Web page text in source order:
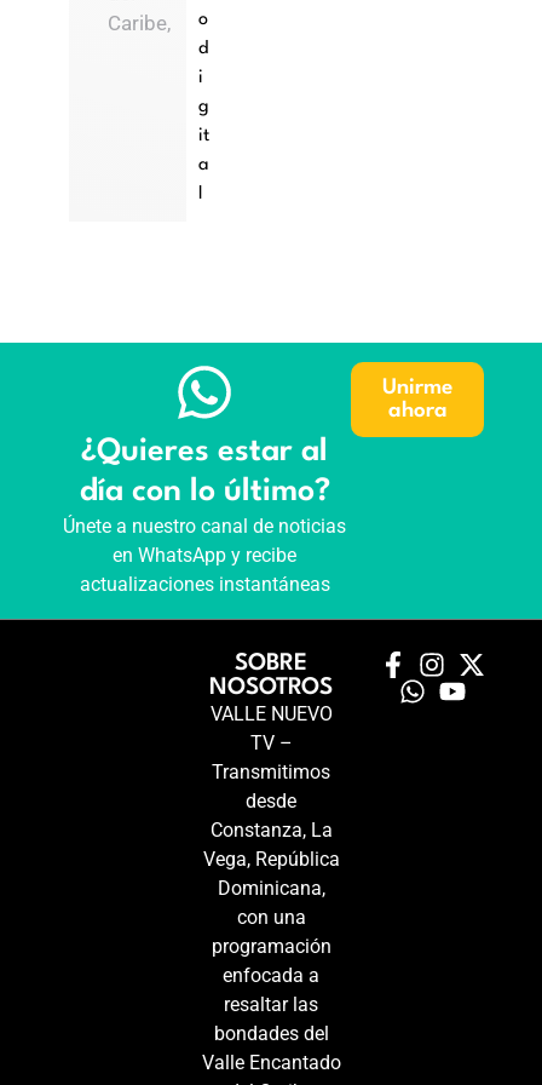
Caribe,
o
d
i
g
it
a
¿Quieres estar al
día con lo último?
Únete a nuestro canal de noticias
en WhatsApp y recibe
actualizaciones instantáneas
Unirme
ahora
SOBRE
NOSOTROS
VALLE NUEVO
TV –
Transmitimos
desde
Constanza, La
Vega, República
Dominicana,
con una
programación
enfocada a
resaltar las
bondades del
Valle Encantado